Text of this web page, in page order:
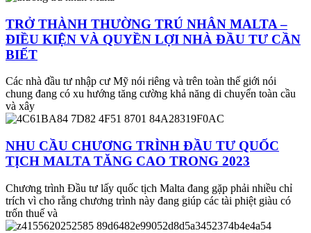
TRỞ THÀNH THƯỜNG TRÚ NHÂN MALTA –
ĐIỀU KIỆN VÀ QUYỀN LỢI NHÀ ĐẦU TƯ CẦN
BIẾT
Các nhà đầu tư nhập cư Mỹ nói riêng và trên toàn thế giới nói
chung đang có xu hướng tăng cường khả năng di chuyển toàn cầu
và xây
NHU CẦU CHƯƠNG TRÌNH ĐẦU TƯ QUỐC
TỊCH MALTA TĂNG CAO TRONG 2023
Chương trình Đầu tư lấy quốc tịch Malta đang gặp phải nhiều chỉ
trích vì cho rằng chương trình này đang giúp các tài phiệt giàu có
trốn thuế và